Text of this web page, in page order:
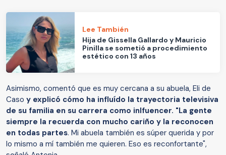
Lee También
Hija de Gissella Gallardo y Mauricio
Pinilla se sometió a procedimiento
estético con 13 años
Asimismo, comentó que es muy cercana a su abuela, Eli de
Caso y explicó cómo ha influído la trayectoria televisiva
de su familia en su carrera como inlfuencer. "La gente
siempre la recuerda con mucho cariño y la reconocen
en todas partes. Mi abuela también es súper querida y por
lo mismo a mí también me quieren. Eso es reconfortante",